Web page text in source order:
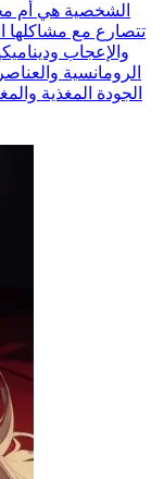
الشخصية هي أم
تتصارع مع
والإعجاب
الرومانسية
الجودة المغذية